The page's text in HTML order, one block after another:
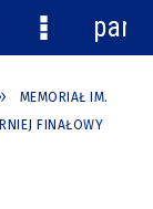
MEMORIAŁ IM.
FINAŁOWY
Menu
panel